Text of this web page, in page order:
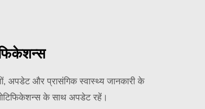
अपडेट और प्रासंगिक स्वास्थ्य जानकारी के
के साथ अपडेट रहें।